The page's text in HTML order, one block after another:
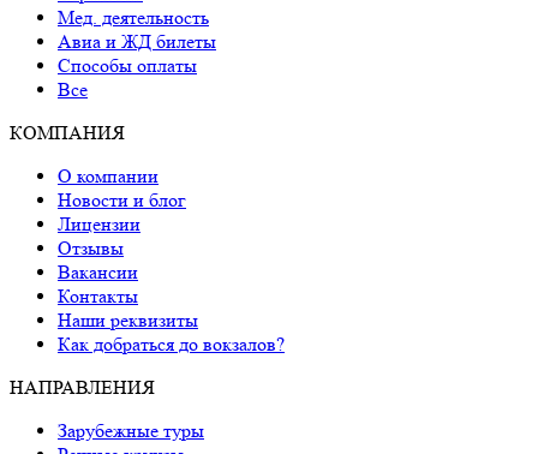
Мед. деятельность
Авиа и ЖД билеты
Способы оплаты
Все
КОМПАНИЯ
О компании
Новости и блог
Лицензии
Отзывы
Вакансии
Контакты
Наши реквизиты
Как добраться до вокзалов?
НАПРАВЛЕНИЯ
Зарубежные туры